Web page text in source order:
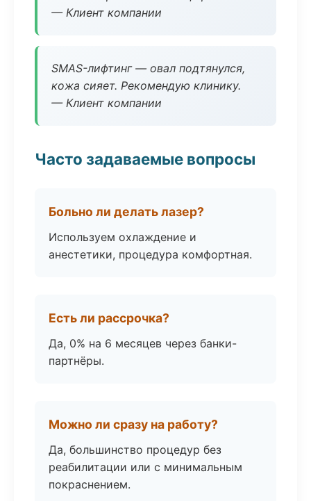
— Клиент компании
SMAS-лифтинг — овал подтянулся,
кожа сияет. Рекомендую клинику.
— Клиент компании
Часто задаваемые вопросы
Больно ли делать лазер?
Используем охлаждение и
анестетики, процедура комфортная.
Есть ли рассрочка?
Да, 0% на 6 месяцев через банки-
партнёры.
Можно ли сразу на работу?
Да, большинство процедур без
реабилитации или с минимальным
покраснением.